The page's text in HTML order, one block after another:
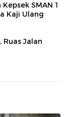
SMAN 1
Kaji Ulang
Jalan